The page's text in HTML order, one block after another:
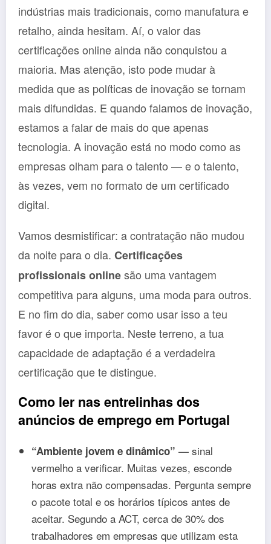
indústrias mais tradicionais, como manufatura e
retalho, ainda hesitam. Aí, o valor das
certificações online ainda não conquistou a
maioria. Mas atenção, isto pode mudar à
medida que as políticas de inovação se tornam
mais difundidas. E quando falamos de inovação,
estamos a falar de mais do que apenas
tecnologia. A inovação está no modo como as
empresas olham para o talento — e o talento,
às vezes, vem no formato de um certificado
digital.
Vamos desmistificar: a contratação não mudou
da noite para o dia. Certificações
profissionais onlinesão uma vantagem
competitiva para alguns, uma moda para outros.
E no fim do dia, saber como usar isso a teu
favor é o que importa. Neste terreno, a tua
capacidade de adaptação é a verdadeira
certificação que te distingue.
Como ler nas entrelinhas dos
anúncios de emprego em Portugal
“Ambiente jovem e dinâmico” — sinal
vermelho a verificar. Muitas vezes, esconde
horas extra não compensadas. Pergunta sempre
o pacote total e os horários típicos antes de
aceitar. Segundo a ACT, cerca de 30% dos
trabalhadores em empresas que utilizam esta